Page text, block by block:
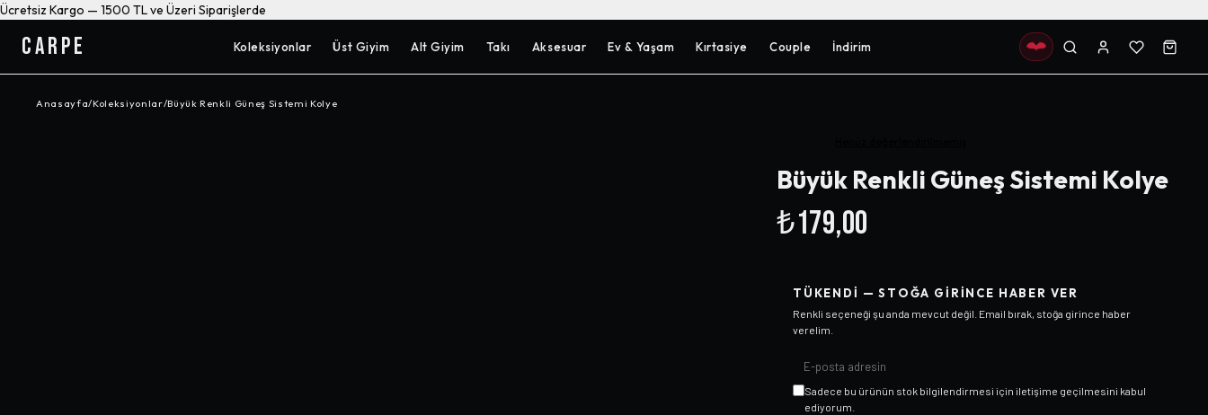
Ücretsiz Kargo — 1500 TL ve Üzeri Siparişlerde
CARPE Koleksiyonlar Üst Giyim Alt Giyim Takı Aksesuar Ev & Yaşam Kırtasiye Couple İndirim
Anasayfa/Koleksiyonlar/Büyük Renkli Güneş Sistemi Kolye
Büyük Renkli Güneş Sistemi Kolye
₺179,00
TÜKENDI — STOĞA GIRINCE HABER VER
Renkli seçeneği şu anda mevcut değil. Email bırak, stoğa girince haber
verelim.
Sadece bu ürünün stok bilgilendirmesi için iletişime geçilmesini kabul
ediyorum.